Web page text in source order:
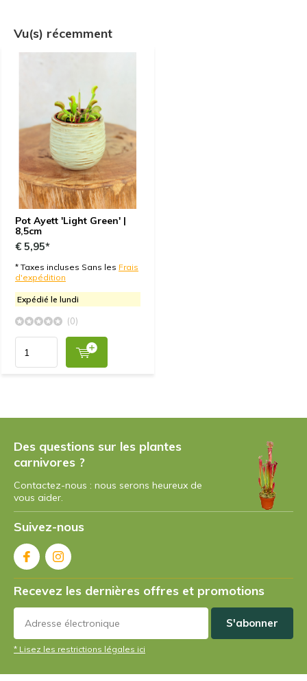
Vu(s) récemment
Pot Ayett 'Light Green' |
8,5cm
€ 5,95*
* Taxes incluses Sans les Frais
d'expédition
Expédié le lundi
(0)
Des questions sur les plantes
carnivores ?
Contactez-nous : nous serons heureux de
vous aider.
Suivez-nous
Recevez les dernières offres et promotions
S'abonner
* Lisez les restrictions légales ici